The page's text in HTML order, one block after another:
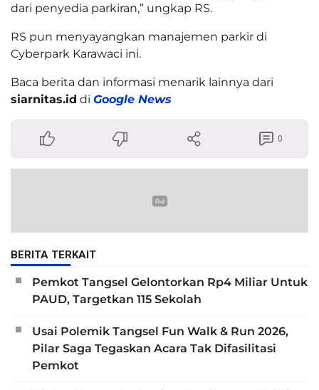
dari penyedia parkiran,” ungkap RS.
RS pun menyayangkan manajemen parkir di
Cyberpark Karawaci ini.
Baca berita dan informasi menarik lainnya dari
siarnitas.id di Google News
0
BERITA TERKAIT
Pemkot Tangsel Gelontorkan Rp4 Miliar Untuk
PAUD, Targetkan 115 Sekolah
Usai Polemik Tangsel Fun Walk & Run 2026,
Pilar Saga Tegaskan Acara Tak Difasilitasi
Pemkot